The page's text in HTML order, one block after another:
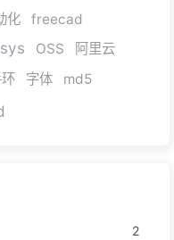
化
freecad
OSS
阿里云
字体
md5
2